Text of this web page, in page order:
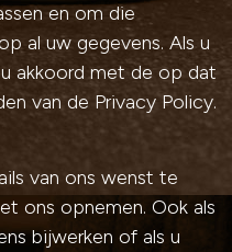
en om die
al uw gegevens. Als u
akkoord met de op dat
van de Privacy Policy.
van ons wenst te
ons opnemen. Ook als
bijwerken of als u